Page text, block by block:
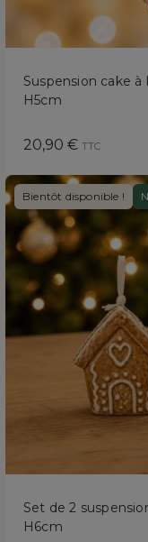
Suspension cake
H5cm
Prix
20,90 € TTC
Bientôt disponible !
Set de 2
H6cm